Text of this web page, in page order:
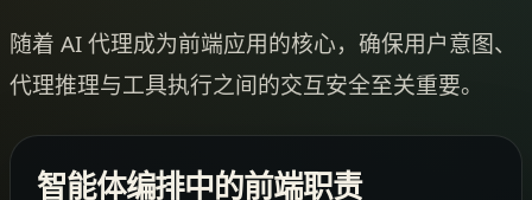
随着 AI 代理成为前端应用的核心，确保用户意图、
代理推理与工具执行之间的交互安全至关重要。
智能体编排中的前端职责